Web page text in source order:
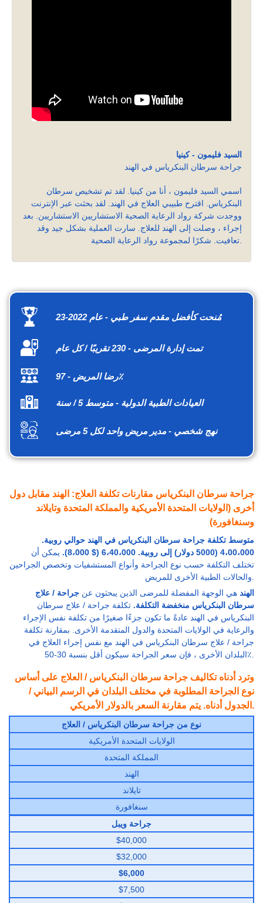
السيد فليمون - كينيا
جراحة سرطان البنكرياس في الهند
اسمي السيد فليمون ، أنا من كينيا. لقد تم تشخيص سرطان
البنكرياس. اقترح طبيبي العلاج في الهند. لقد بحثت عبر الإنترنت
ووجدت شركة رواد الرعاية الصحية الاستشاريين الاستشاريين. بعد
إجراء ، وصلت إلى الهند للعلاج. سارت العملية بشكل جيد وقد
تعافيت. شكرًا لمجموعة رواد الرعاية الصحية.
مُنحت كأفضل مقدم سفر طبي - عام 2022-23
تمت إدارة المرضى - 230 تقريبًا / كل عام
رضا المريض - 97٪
العيادات الطبية الدولية - متوسط 5 / سنة
نهج شخصي - مدير مريض واحد لكل 5 مرضى
جراحة سرطان البنكرياس مقارنات تكلفة العلاج: الهند مقابل دول
أخرى (الولايات المتحدة الأمريكية والمملكة المتحدة وتايلاند
وسنغافورة)
متوسط تكلفة جراحة سرطان البنكرياس في الهند حوالي روبية.
4،00،000 (5000 دولار) إلى روبية. 6،40،000 ($ 8،000).
يمكن أن
تختلف التكلفة حسب نوع الجراحة وأنواع المستشفيات وتخصص الجراحين
الهند هي الوجهة المفضلة للمرضى الذين يبحثون عن جراحة / علاج
سرطان البنكرياس منخفضة التكلفة. تكلفة جراحة / علاج سرطان
البنكرياس في الهند عادةً ما تكون جزءًا صغيرًا من تكلفة نفس الإجراء
والرعاية في الولايات المتحدة والدول المتقدمة الأخرى. بمقارنة تكلفة
جراحة / علاج سرطان البنكرياس في الهند مع نفس إجراء العلاج في
البلدان الأخرى ، فإن سعر الجراحة سيكون أقل بنسبة 30-50٪.
وترد أدناه تكاليف جراحة سرطان البنكرياس / العلاج على أساس
نوع الجراحة المطلوبة في مختلف البلدان في الرسم البياني /
الجدول أدناه. يتم مقارنة السعر بالدولار الأمريكي.
نوع من جراحة سرطان البنكرياس / العلاج
الولايات المتحدة الأمريكية
المملكة المتحدة
الهند
تايلاند
سنغافورة
جراحة ويبل
$40,000
$32,000
$6,000
$7,500